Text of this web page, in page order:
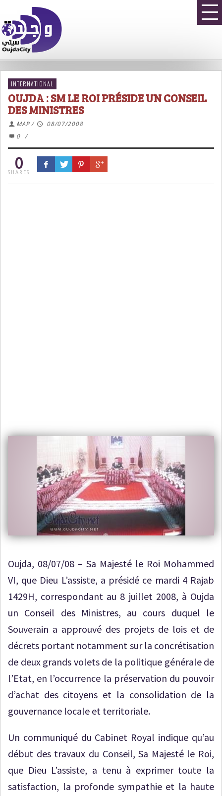
INTERNATIONAL
OUJDA : SM LE ROI PRÉSIDE UN CONSEIL
DES MINISTRES
MAP /
08/07/2008
0
/
0
SHARES
Oujda, 08/07/08 – Sa Majesté le Roi Mohammed
VI, que Dieu L’assiste, a présidé ce mardi 4 Rajab
1429H, correspondant au 8 juillet 2008, à Oujda
un Conseil des Ministres, au cours duquel le
Souverain a approuvé des projets de lois et de
décrets portant notamment sur la concrétisation
de deux grands volets de la politique générale de
l’Etat, en l’occurrence la préservation du pouvoir
d’achat des citoyens et la consolidation de la
gouvernance locale et territoriale.
Un communiqué du Cabinet Royal indique qu’au
début des travaux du Conseil, Sa Majesté le Roi,
que Dieu L’assiste, a tenu à exprimer toute la
satisfaction, la profonde sympathie et la haute